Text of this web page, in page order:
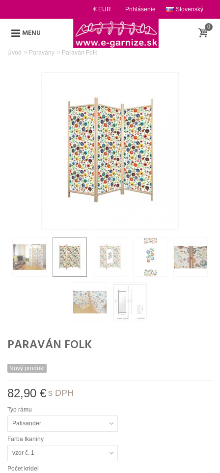
Slovenský
Prihlásenie
€ EUR
MENU
0
Úvod > Paravány > Paraván Folk
PARAVÁN FOLK
Nový produkt
82,90 € s DPH
Typ rámu
Palisander
Farba tkaniny
vzor č. 1
Počet krídel